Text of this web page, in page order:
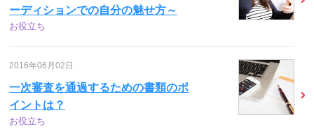
ーディションでの自分の魅せ方～
お役立ち
2016年06月02日
一次審査を通過するための書類のポ
イントは？
お役立ち